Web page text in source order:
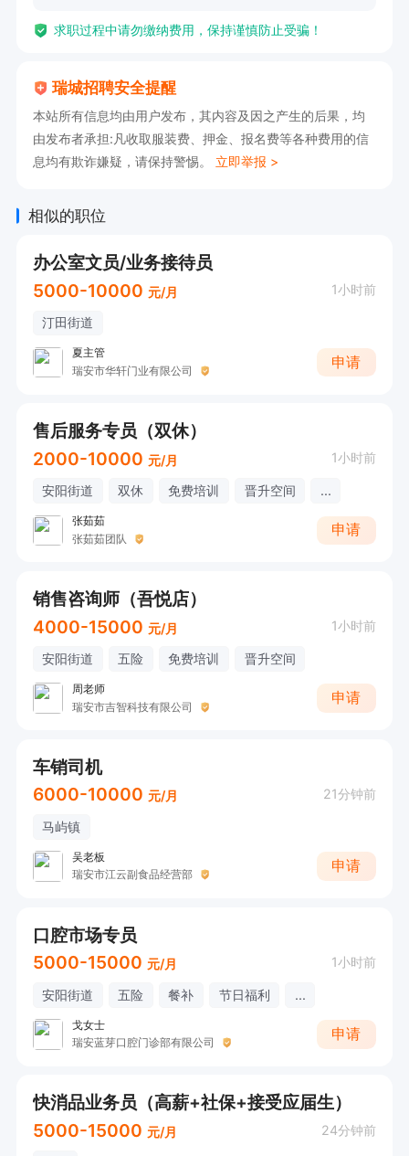
求职过程中请勿缴纳费用，保持谨慎防止受骗！
瑞城招聘安全提醒
本站所有信息均由用户发布，其内容及因之产生的后果，均
由发布者承担:凡收取服装费、押金、报名费等各种费用的信
息均有欺诈嫌疑，请保持警惕。 立即举报 >
相似的职位
办公室文员/业务接待员
5000-10000 元/月 1小时前
汀田街道
夏主管
瑞安市华轩门业有限公司
申请
售后服务专员（双休）
2000-10000 元/月 1小时前
安阳街道 双休 免费培训 晋升空间 ...
张茹茹
张茹茹团队
申请
销售咨询师（吾悦店）
4000-15000 元/月 1小时前
安阳街道 五险 免费培训 晋升空间
周老师
瑞安市吉智科技有限公司
申请
车销司机
6000-10000 元/月 21分钟前
马屿镇
吴老板
瑞安市江云副食品经营部
申请
口腔市场专员
5000-15000 元/月 1小时前
安阳街道 五险 餐补 节日福利 ...
戈女士
瑞安蓝芽口腔门诊部有限公司
申请
快消品业务员（高薪+社保+接受应届生）
5000-15000 元/月 24分钟前